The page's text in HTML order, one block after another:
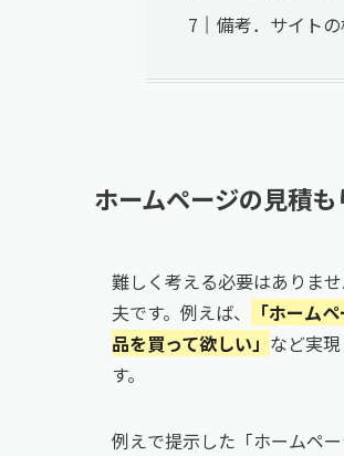
備考．サイト
ホームページの見積も
難しく考える必要はありませ
夫です。例えば、
「ホーム
品を買って欲しい」 など実
す。
例えで提示した「ホームペ